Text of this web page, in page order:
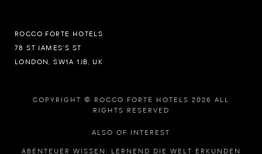
ROCCO FORTE HOTELS
78 ST JAMES’S ST
LONDON, SW1A 1JB, UK
COPYRIGHT © ROCCO FORTE HOTELS 2026 ALL
RIGHTS RESERVED
ALSO OF INTEREST
ABENTEUER WISSEN: LERNEND DIE WELT ERKUNDEN